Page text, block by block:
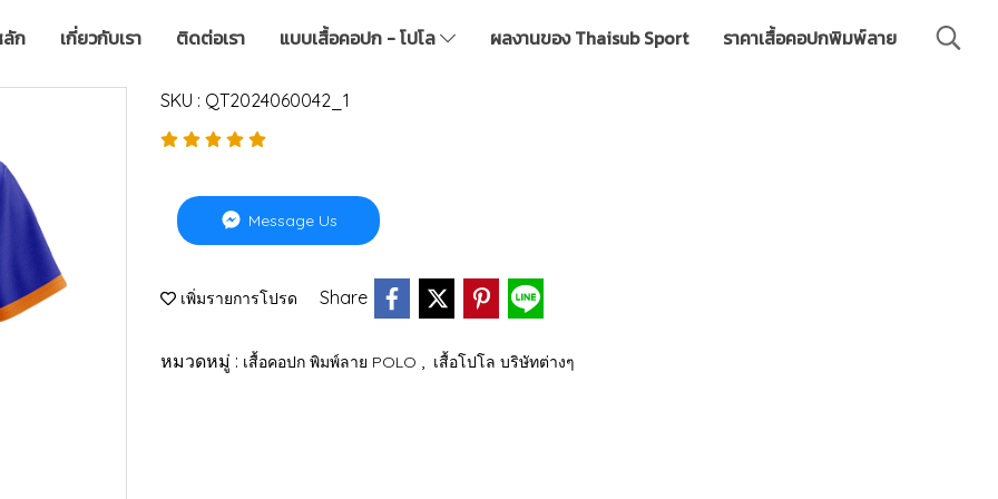
ก เกี่ยวกับเรา ติดต่อเรา แบบเสื้อคอปก - โปโล ผลงานของ Thaisub Sport ราคาเสื้อคอปกพิมพ์ลาย
SKU : QT2024060042_1
Message Us
เพิ่มรายการโปรด Share
หมวดหมู่ : เสื้อคอปก พิมพ์ลาย POLO เสื้อโปโล บริษัทต่างๆ